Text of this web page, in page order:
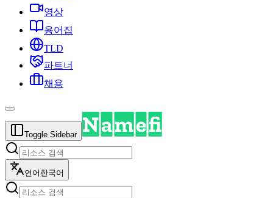
영상
용어집
TLD
파트너
채용
Toggle Sidebar
언어 한국어